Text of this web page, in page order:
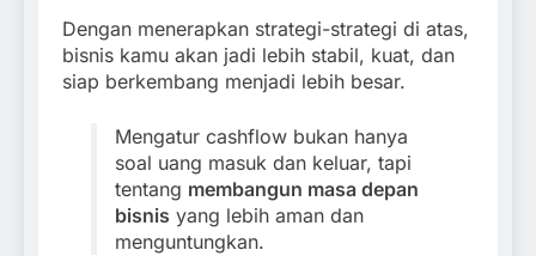
Dengan menerapkan strategi-strategi di atas,
bisnis kamu akan jadi lebih stabil, kuat, dan
siap berkembang menjadi lebih besar.
Mengatur cashflow bukan hanya
soal uang masuk dan keluar, tapi
tentang membangun masa depan
bisnis yang lebih aman dan
menguntungkan.